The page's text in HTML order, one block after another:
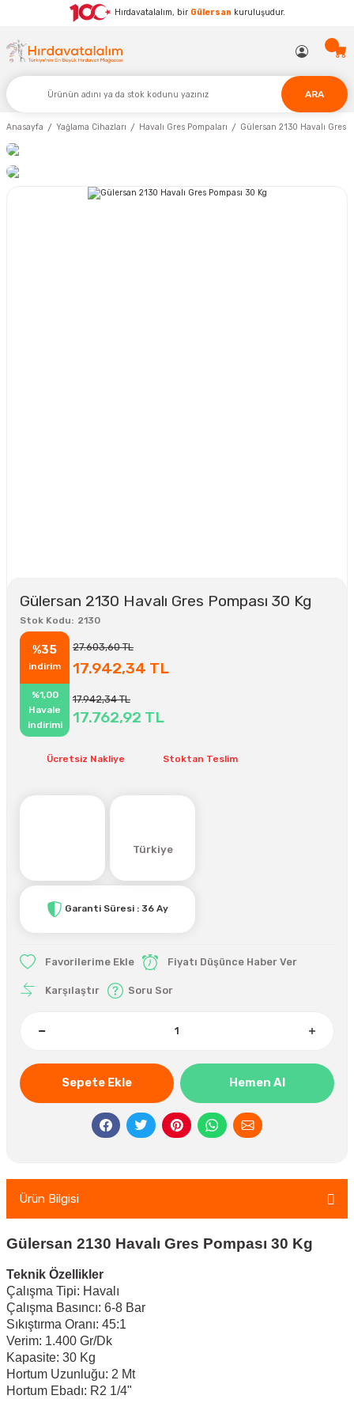
Hırdavatalalım, bir Gülersan kuruluşudur.
ARA
Anasayfa Yağlama Cihazları Havalı Gres Pompaları Gülersan 2130 Havalı Gres
Gülersan 2130 Havalı Gres Pompası 30 Kg
Stok Kodu 2130
%35
indirim
27.603,60 TL
17.942,34 TL
%1,00
Havale
indirimi
17.942,34 TL
17.762,92 TL
Ücretsiz Nakliye Stoktan Teslim
Türkiye
Garanti Süresi : 36 Ay
Fiyatı Düşünce Haber Ver
Karşılaştır Soru Sor
Sepete Ekle Hemen Al
Ürün Bilgisi
Gülersan 2130 Havalı Gres Pompası 30 Kg
Teknik Özellikler
Çalışma Tipi: Havalı
Çalışma Basıncı: 6-8 Bar
Sıkıştırma Oranı: 45:1
Verim: 1.400 Gr/Dk
Kapasite: 30 Kg
Hortum Uzunluğu: 2 Mt
Hortum Ebadı: R2 1/4"